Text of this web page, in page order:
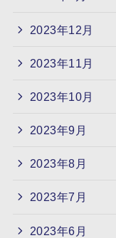
2023年12月
2023年11月
2023年10月
2023年9月
2023年8月
2023年7月
2023年6月